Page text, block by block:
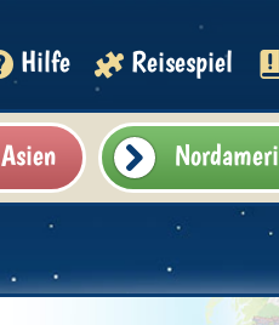
Hilfe Reisespiel
Asien